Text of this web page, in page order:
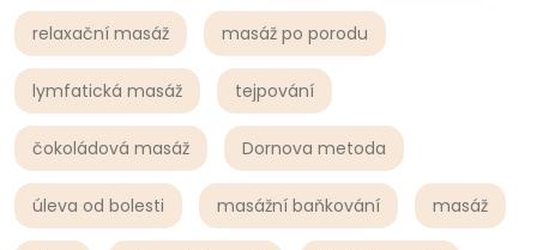
relaxační masáž masáž po porodu
lymfatická masáž tejpování
čokoládová masáž Dornova metoda
úleva od bolesti masážní baňkování masáž